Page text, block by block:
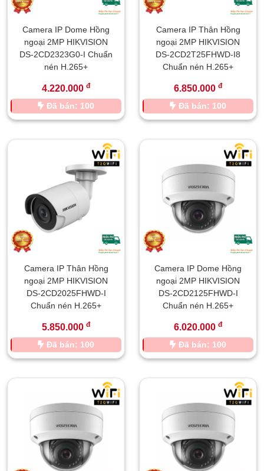
Camera IP Dome Hồng
ngoại 2MP HIKVISION
DS-2CD2323G0-I Chuẩn
nén H.265+
4.220.000 đ
Đã bán: 100
Camera IP Thân Hồng
ngoại 2MP HIKVISION
DS-2CD2T25FHWD-I8
Chuẩn nén H.265+
6.850.000 đ
Đã bán: 100
Camera IP Thân Hồng
ngoại 2MP HIKVISION
DS-2CD2025FHWD-I
Chuẩn nén H.265+
5.850.000 đ
Đã bán: 100
Camera IP Dome Hồng
ngoại 2MP HIKVISION
DS-2CD2125FHWD-I
Chuẩn nén H.265+
6.020.000 đ
Đã bán: 100